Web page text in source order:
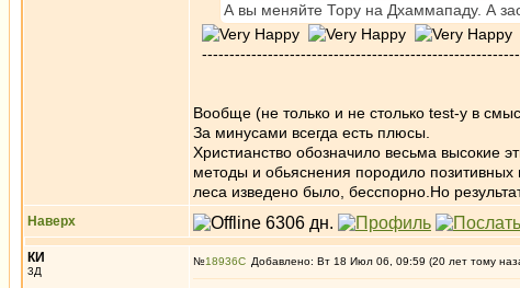
А вы меняйте Тору на Дхаммападу. А
Вообще (не только и не столько test-у в
За минусами всегда есть плюсы.
Христианство обозначило весьма высокие
методы и обьяснения породило
леса изведено было, бесспорно.Но
Наверх
КИ
3Д
№18936 Добавлено: Вт 18 Июл 06, 09:59 (20 лет тому